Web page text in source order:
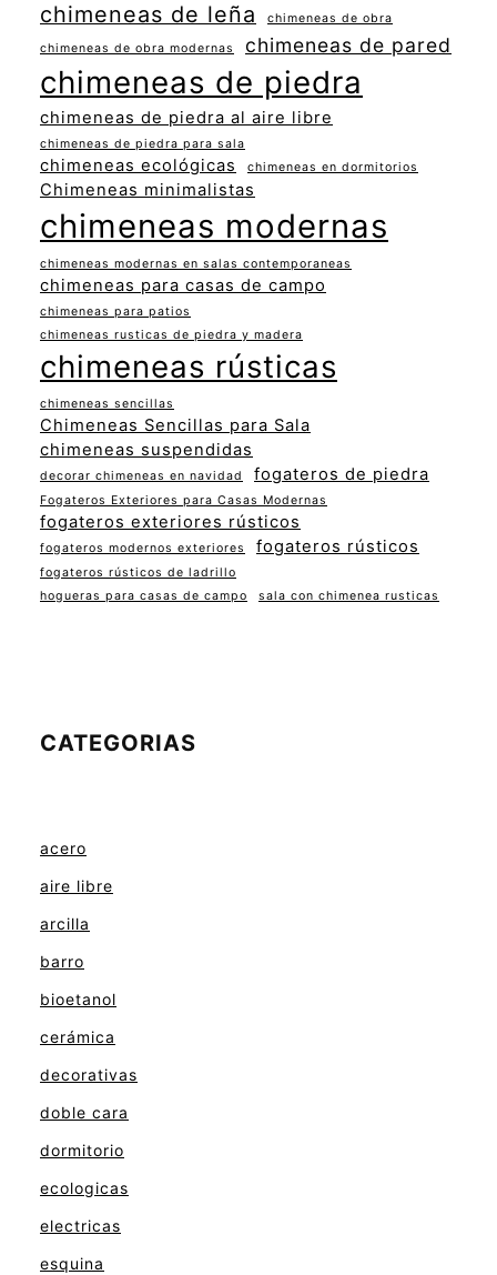
chimeneas de leña chimeneas de obra
chimeneas de obra modernas chimeneas de pared
chimeneas de piedra
chimeneas de piedra al aire libre
chimeneas de piedra para sala
chimeneas ecológicas chimeneas en dormitorios
Chimeneas minimalistas
chimeneas modernas
chimeneas modernas en salas contemporaneas
chimeneas para casas de campo
chimeneas para patios
chimeneas rusticas de piedra y madera
chimeneas rústicas
chimeneas sencillas
Chimeneas Sencillas para Sala
chimeneas suspendidas
decorar chimeneas en navidad fogateros de piedra
Fogateros Exteriores para Casas Modernas
fogateros exteriores rústicos
fogateros modernos exteriores fogateros rústicos
fogateros rústicos de ladrillo
hogueras para casas de campo
sala con chimenea rusticas
CATEGORIAS
acero
aire libre
arcilla
barro
bioetanol
cerámica
decorativas
doble cara
dormitorio
ecologicas
electricas
esquina